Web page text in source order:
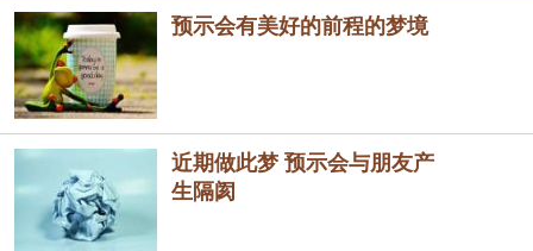
预示会有美好的前程的梦境
近期做此梦 预示会与朋友产
生隔阂